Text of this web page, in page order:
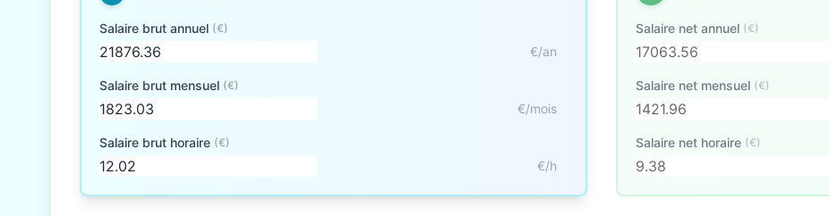
Salaire brut annuel (€)
€/an
Salaire brut mensuel (€)
€/mois
Salaire brut horaire (€)
€/h
Salaire net annuel (€)
Salaire net mensuel (€)
Salaire net horaire (€)